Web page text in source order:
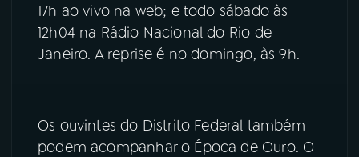
FESTIVAL DE MÚSICA
Instagram X
17h ao vivo na web; e todo sábado às
12h04 na Rádio Nacional do Rio de
Janeiro. A reprise é no domingo, às 9h.
Os ouvintes do Distrito Federal também
podem acompanhar o Época de Ouro. O